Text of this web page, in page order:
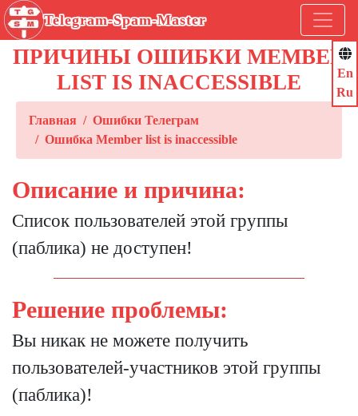
Telegram-Spam-Master
En
Ru
ПРИЧИНЫ ОШИБКИ MEMBER
LIST IS INACCESSIBLE
Главная
Ошибки Телеграм
Ошибка Member list is inaccessible
Описание и причина:
Список пользователей этой группы
(паблика) не доступен!
Решение проблемы:
Вы никак не можете получить
пользователей-участников этой группы
(паблика)!